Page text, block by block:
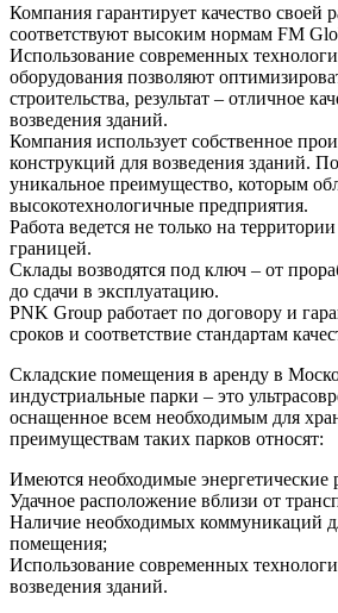
Компания гарантирует качество своей
соответствуют высоким нормам FM
Использование современных
оборудования позволяют
строительства, результат – отличное
возведения зданий.
Компания использует собственное
конструкций для возведения зданий.
уникальное преимущество, которым
высокотехнологичные предприятия.
Работа ведется не только на
границей.
Склады возводятся под ключ – от
до сдачи в эксплуатацию.
PNK Group работает по договору и
сроков и соответствие стандартам
Складские помещения в аренду в
индустриальные парки – это
оснащенное всем необходимым для
преимуществам таких парков относят:
Имеются необходимые энергетические
Удачное расположение вблизи от
Наличие необходимых коммуникаций
помещения;
Использование современных
возведения зданий.